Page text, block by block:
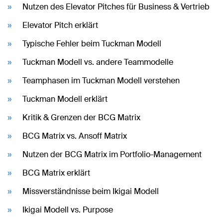
Nutzen des Elevator Pitches für Business & Vertrieb
Elevator Pitch erklärt
Typische Fehler beim Tuckman Modell
Tuckman Modell vs. andere Teammodelle
Teamphasen im Tuckman Modell verstehen
Tuckman Modell erklärt
Kritik & Grenzen der BCG Matrix
BCG Matrix vs. Ansoff Matrix
Nutzen der BCG Matrix im Portfolio-Management
BCG Matrix erklärt
Missverständnisse beim Ikigai Modell
Ikigai Modell vs. Purpose